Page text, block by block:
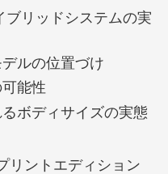
リッドシステムの実
ルの位置づけ
能性
ボディサイズの実態
リントエディション